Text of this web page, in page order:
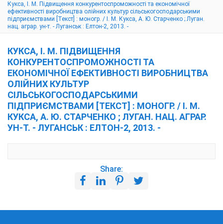
Кукса, І. М. Підвищення конкурентоспроможності та економічної
ефективності виробництва олійних культур сільськогосподарськими
підприємствами [Текст] : моногр. / І. М. Кукса, А. Ю. Старченко ; Луган.
нац. аграр. ун-т. - Луганськ : Елтон-2, 2013. -
КУКСА, І. М. ПІДВИЩЕННЯ
КОНКУРЕНТОСПРОМОЖНОСТІ ТА
ЕКОНОМІЧНОЇ ЕФЕКТИВНОСТІ ВИРОБНИЦТВА
ОЛІЙНИХ КУЛЬТУР
СІЛЬСЬКОГОСПОДАРСЬКИМИ
ПІДПРИЄМСТВАМИ [ТЕКСТ] : МОНОГР. / І. М.
КУКСА, А. Ю. СТАРЧЕНКО ; ЛУГАН. НАЦ. АГРАР.
УН-Т. - ЛУГАНСЬК : ЕЛТОН-2, 2013. -
Share: